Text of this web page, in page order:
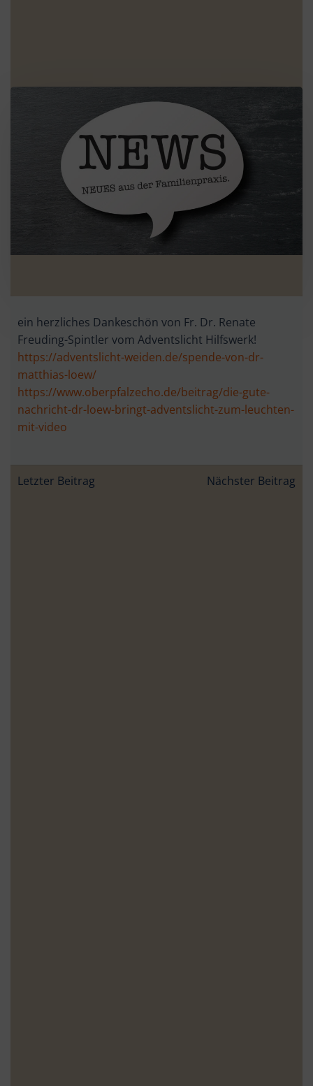
ein herzliches Dankeschön von Fr. Dr. Renate
Freuding-Spintler vom Adventslicht Hilfswerk!
https://adventslicht-weiden.de/spende-von-dr-
matthias-loew/
https://www.oberpfalzecho.de/beitrag/die-gute-
nachricht-dr-loew-bringt-adventslicht-zum-leuchten-
mit-video
Beitragsnavigation
Letzter Beitrag Nächster Beitrag